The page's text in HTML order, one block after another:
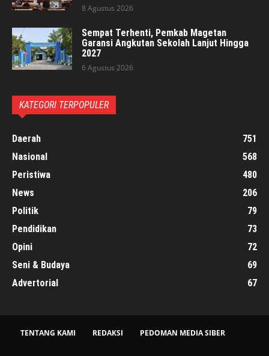
8 Agustus 2026
Sempat Terhenti, Pemkab Magetan
Garansi Angkutan Sekolah Lanjut Hingga
2027
6 Agustus 2026
KATEGORI TERPOPULER
Daerah
751
Nasional
568
Peristiwa
480
News
206
Politik
79
Pendidikan
73
Opini
72
Seni & Budaya
69
Advertorial
67
TENTANG KAMI REDAKSI PEDOMAN MEDIA SIBER